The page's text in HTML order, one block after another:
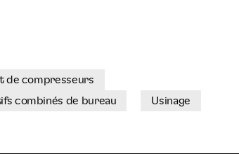
de compresseurs
combinés de bureau Usinage